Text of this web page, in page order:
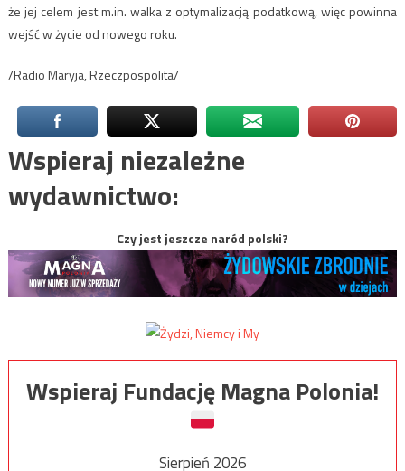
że jej celem jest m.in. walka z optymalizacją podatkową, więc powinna
wejść w życie od nowego roku.
/Radio Maryja, Rzeczpospolita/
Wspieraj niezależne
wydawnictwo:
Czy jest jeszcze naród polski?
Wspieraj Fundację Magna Polonia!
Sierpień 2026